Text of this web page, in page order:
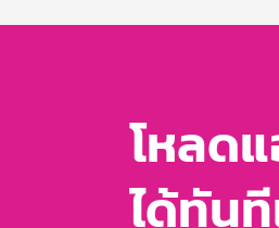
โหลด
ได้ทันที